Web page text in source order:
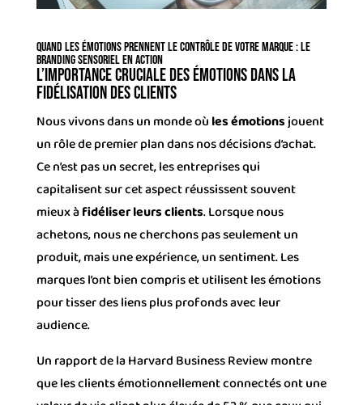
Quand les Émotions Prennent le Contrôle de Votre Marque : Le
Branding Sensoriel en Action
L’importance cruciale des émotions dans la
fidélisation des clients
Nous vivons dans un monde oùles émotionsjouent
un rôle de premier plan dans nos décisions d’achat.
Ce n’est pas un secret, les entreprises qui
capitalisent sur cet aspect réussissent souvent
mieux àfidéliser leurs clients. Lorsque nous
achetons, nous ne cherchons pas seulement un
produit, mais une expérience, un sentiment. Les
marques l’ont bien compris et utilisent les émotions
pour tisser des liens plus profonds avec leur
audience.
Un rapport de la Harvard Business Review montre
que les clients émotionnellement connectés ont une